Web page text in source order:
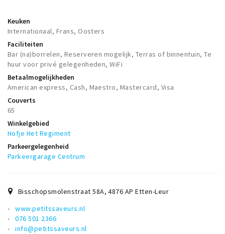
Draai aan het rad!
VRIJE TIJD
Sport
Nieuws
Bezienswaardigheden
Musea, theaters & podia
Uitjes & activiteiten
Studentenroutes
Party pics
Eten
Drinken
Keuken
Internationaal, Frans, Oosters
Faciliteiten
Bar (na)borrelen, Reserveren mogelijk, Terras of binnentuin, Te
huur voor privé gelegenheden, WiFi
Betaalmogelijkheden
American express, Cash, Maestro, Mastercard, Visa
Couverts
65
Winkelgebied
Hofje Het Regiment
Parkeergelegenheid
Parkeergarage Centrum
Bisschopsmolenstraat 58A,4876 AP Etten-Leur
www.petitssaveurs.nl
076 501 2366
info@petitssaveurs.nl